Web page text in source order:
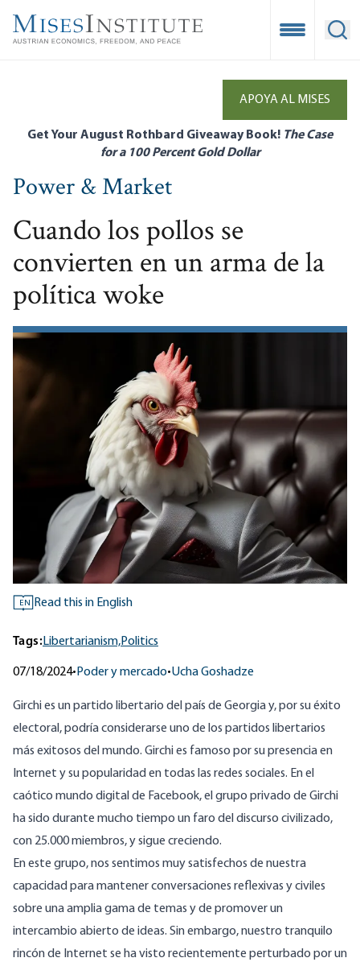
main
Open
APOYA AL MISES
Get Your August Rothbard Giveaway Book! The Case
for a 100 Percent Gold Dollar
Power & Market
Cuando los pollos se
convierten en un arma de la
política woke
EN Read this in English
Tags:Libertarianism,Politics
07/18/2024• Poder y mercado•Ucha Goshadze
Girchies un partido libertario del país de Georgia y, porsu éxito
electoral , podría considerarse uno de los partidos libertarios
más exitosos del mundo. Girchies famoso por su presencia en
Internet y su popularidad en todas las redes sociales. En el
caótico mundo digital de Facebook, el grupo privado de Girchi
ha sido durante mucho tiempo un faro del discurso civilizado,
con 25.000 miembros, y sigue creciendo.
En este grupo, nos sentimos muy satisfechos de nuestra
capacidad para mantener conversaciones reflexivas y civiles
sobre una amplia gama de temas y de promover un
intercambio abierto de ideas. Sin embargo, nuestro tranquilo
rincón de Internet se ha visto recientemente perturbado por un